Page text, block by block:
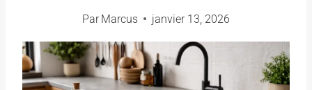
Par Marcus janvier 13, 2026